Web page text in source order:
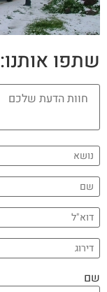
שתפו אותנו:
שם